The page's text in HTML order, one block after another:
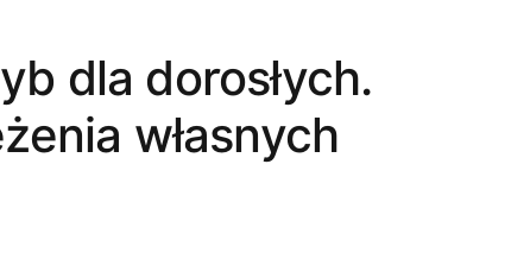
dla dorosłych.
własnych